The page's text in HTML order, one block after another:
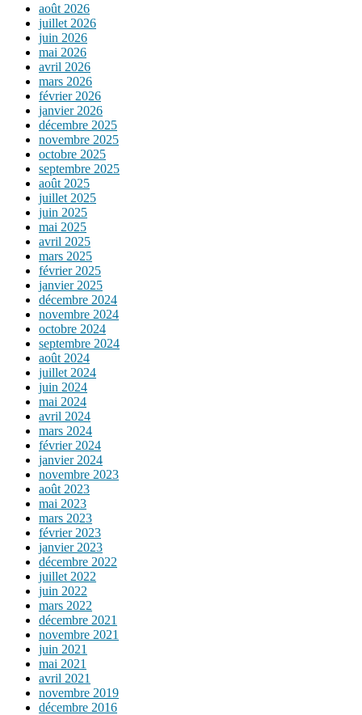
août 2026
juillet 2026
juin 2026
mai 2026
avril 2026
mars 2026
février 2026
janvier 2026
décembre 2025
novembre 2025
octobre 2025
septembre 2025
août 2025
juillet 2025
juin 2025
mai 2025
avril 2025
mars 2025
février 2025
janvier 2025
décembre 2024
novembre 2024
octobre 2024
septembre 2024
août 2024
juillet 2024
juin 2024
mai 2024
avril 2024
mars 2024
février 2024
janvier 2024
novembre 2023
août 2023
mai 2023
mars 2023
février 2023
janvier 2023
décembre 2022
juillet 2022
juin 2022
mars 2022
décembre 2021
novembre 2021
juin 2021
mai 2021
avril 2021
novembre 2019
décembre 2016